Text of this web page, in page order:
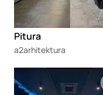
Pitura
a2arhitektura